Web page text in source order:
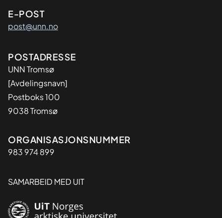
E-POST
post@unn.no
Adresse
POSTADRESSE
UNN Tromsø
[Avdelingsnavn]
Postboks 100
9038 Tromsø
Organisasjon
ORGANISASJONSNUMMER
983 974 899
SAMARBEID MED UIT